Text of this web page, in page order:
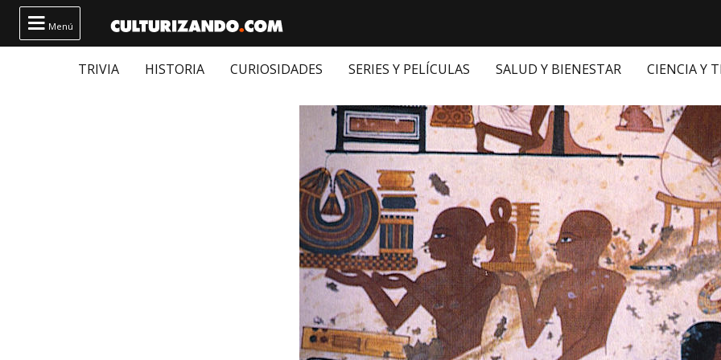
 Menú
TRIVIA HISTORIA CURIOSIDADES SERIES Y PELÍCULAS SALUD Y BIENESTAR CIENCIA Y